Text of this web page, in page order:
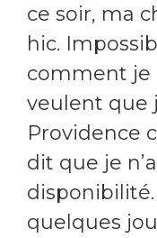
ce soir, ma
hic.
comment je
veulent que
Providence
dit que je
disponibilité.
quelques